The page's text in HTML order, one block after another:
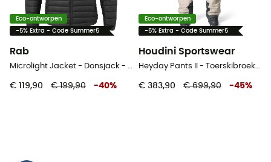
Eco-ontworpen
-5% Extra - Code Summer5
Rab
Microlight Jacket - Donsjack - Heren
€ 119,90 € 199,90 -40%
Eco-ontworpen
-5% Extra - Code Summer5
Houdini Sportswear
Heyday Pants II - Toerskibroek - Dames
€ 383,90 € 699,90 -45%